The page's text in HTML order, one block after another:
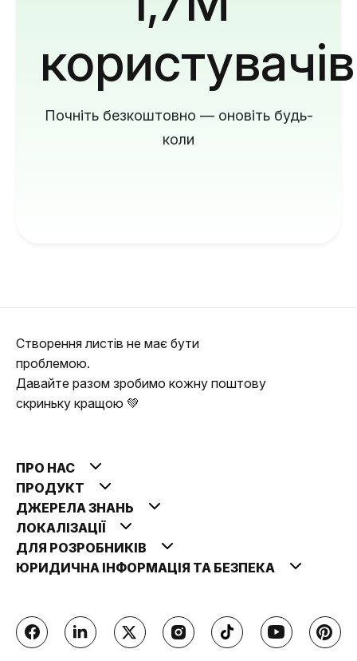
користувачів
Почніть безкоштовно — оновіть будь-
коли
Створення листів не має бути
проблемою.
Давайте разом зробимо кожну поштову
скриньку кращою 💚
ПРО НАС
ПРОДУКТ
ДЖЕРЕЛА ЗНАНЬ
ЛОКАЛІЗАЦІЇ
ДЛЯ РОЗРОБНИКІВ
ЮРИДИЧНА ІНФОРМАЦІЯ ТА БЕЗПЕКА